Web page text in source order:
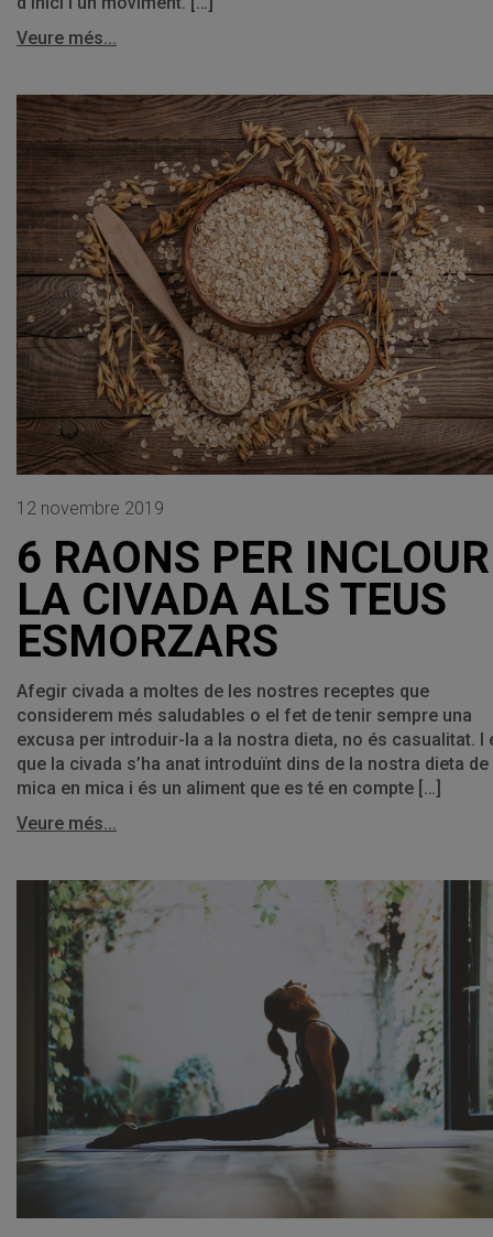
Veure més...
12 novembre 2019
6 RAONS PER
LA CIVADA ALS TEUS
ESMORZARS
Afegir civada a moltes de les nostres receptes que
considerem més saludables o el fet de tenir sempre una
excusa per introduir-la a la nostra dieta, no és casualitat. I
que la civada s’ha anat introduïnt dins de la nostra dieta de
mica en mica i és un aliment que es té en compte […]
Veure més...